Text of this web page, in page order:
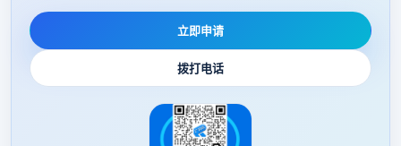
立即申请
拨打电话